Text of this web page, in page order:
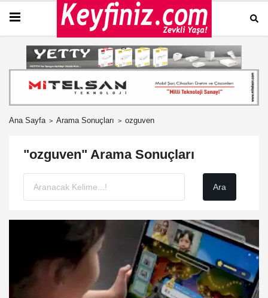
Ana Sayfa Arama Sonuçları ozguven
"ozguven" Arama Sonuçları